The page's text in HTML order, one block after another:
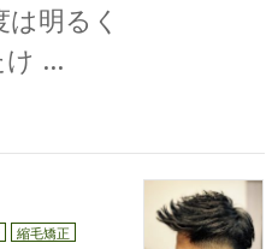
明るく
け …
縮毛矯正